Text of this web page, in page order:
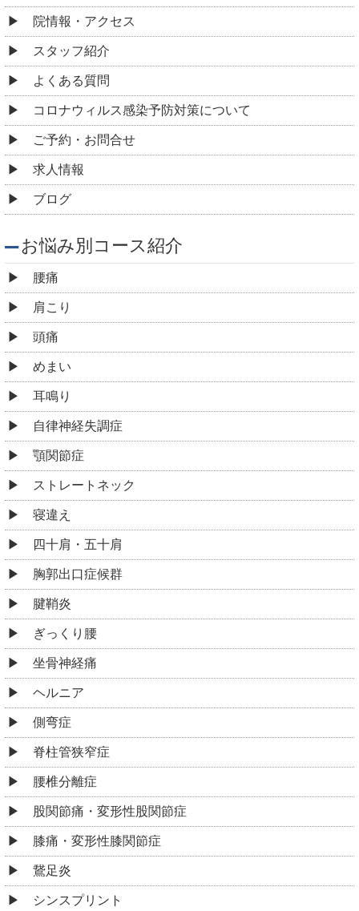
院情報・アクセス
スタッフ紹介
よくある質問
コロナウィルス感染予防対策について
ご予約・お問合せ
求人情報
ブログ
お悩み別コース紹介
腰痛
肩こり
頭痛
めまい
耳鳴り
自律神経失調症
顎関節症
ストレートネック
寝違え
四十肩・五十肩
胸郭出口症候群
腱鞘炎
ぎっくり腰
坐骨神経痛
ヘルニア
側弯症
脊柱管狭窄症
腰椎分離症
股関節痛・変形性股関節症
膝痛・変形性膝関節症
鵞足炎
シンスプリント